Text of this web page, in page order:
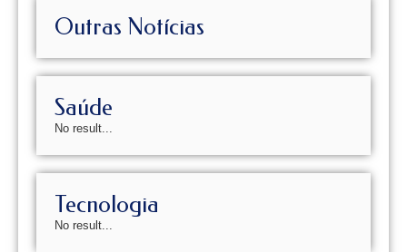
Outras Notícias
Saúde
No result...
Tecnologia
No result...